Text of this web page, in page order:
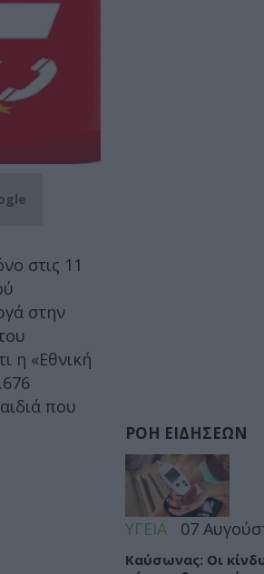
στις 11
στην
η «Εθνική
που
ΡΟΗ ΕΙΔΗΣΕΩΝ
ΥΓΕΙΑ 07
Καύσωνας: Οι